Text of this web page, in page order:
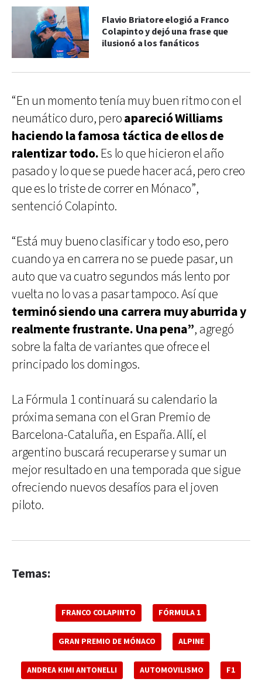
Flavio Briatore elogió a Franco
Colapinto y dejó una frase que
ilusionó a los fanáticos
“En un momento tenía muy buen ritmo con el
neumático duro, peroapareció Williams
haciendo la famosa táctica de ellos de
ralentizar todo.Es lo que hicieron el año
pasado y lo que se puede hacer acá, pero creo
que es lo triste de correr en Mónaco”,
sentenció Colapinto.
“Está muy bueno clasificar y todo eso, pero
cuando ya en carrera no se puede pasar, un
auto que va cuatro segundos más lento por
vuelta no lo vas a pasar tampoco. Así que
terminó siendo una carrera muy aburrida y
realmente frustrante. Una pena”, agregó
sobre la falta de variantes que ofrece el
principado los domingos.
La Fórmula 1 continuará su calendario la
próxima semana con el Gran Premio de
Barcelona-Cataluña, en España. Allí, el
argentino buscará recuperarse y sumar un
mejor resultado en una temporada que sigue
ofreciendo nuevos desafíos para el joven
piloto.
Temas:
FRANCO COLAPINTO FÓRMULA 1
GRAN PREMIO DE MÓNACO ALPINE
ANDREA KIMI ANTONELLI AUTOMOVILISMO F1